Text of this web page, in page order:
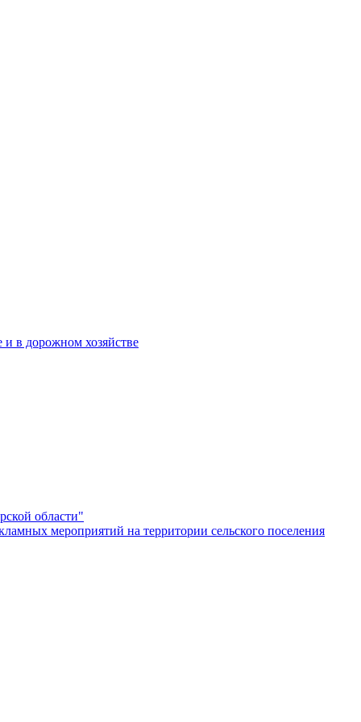
в дорожном хозяйстве
области"
мероприятий на территории сельского поселения